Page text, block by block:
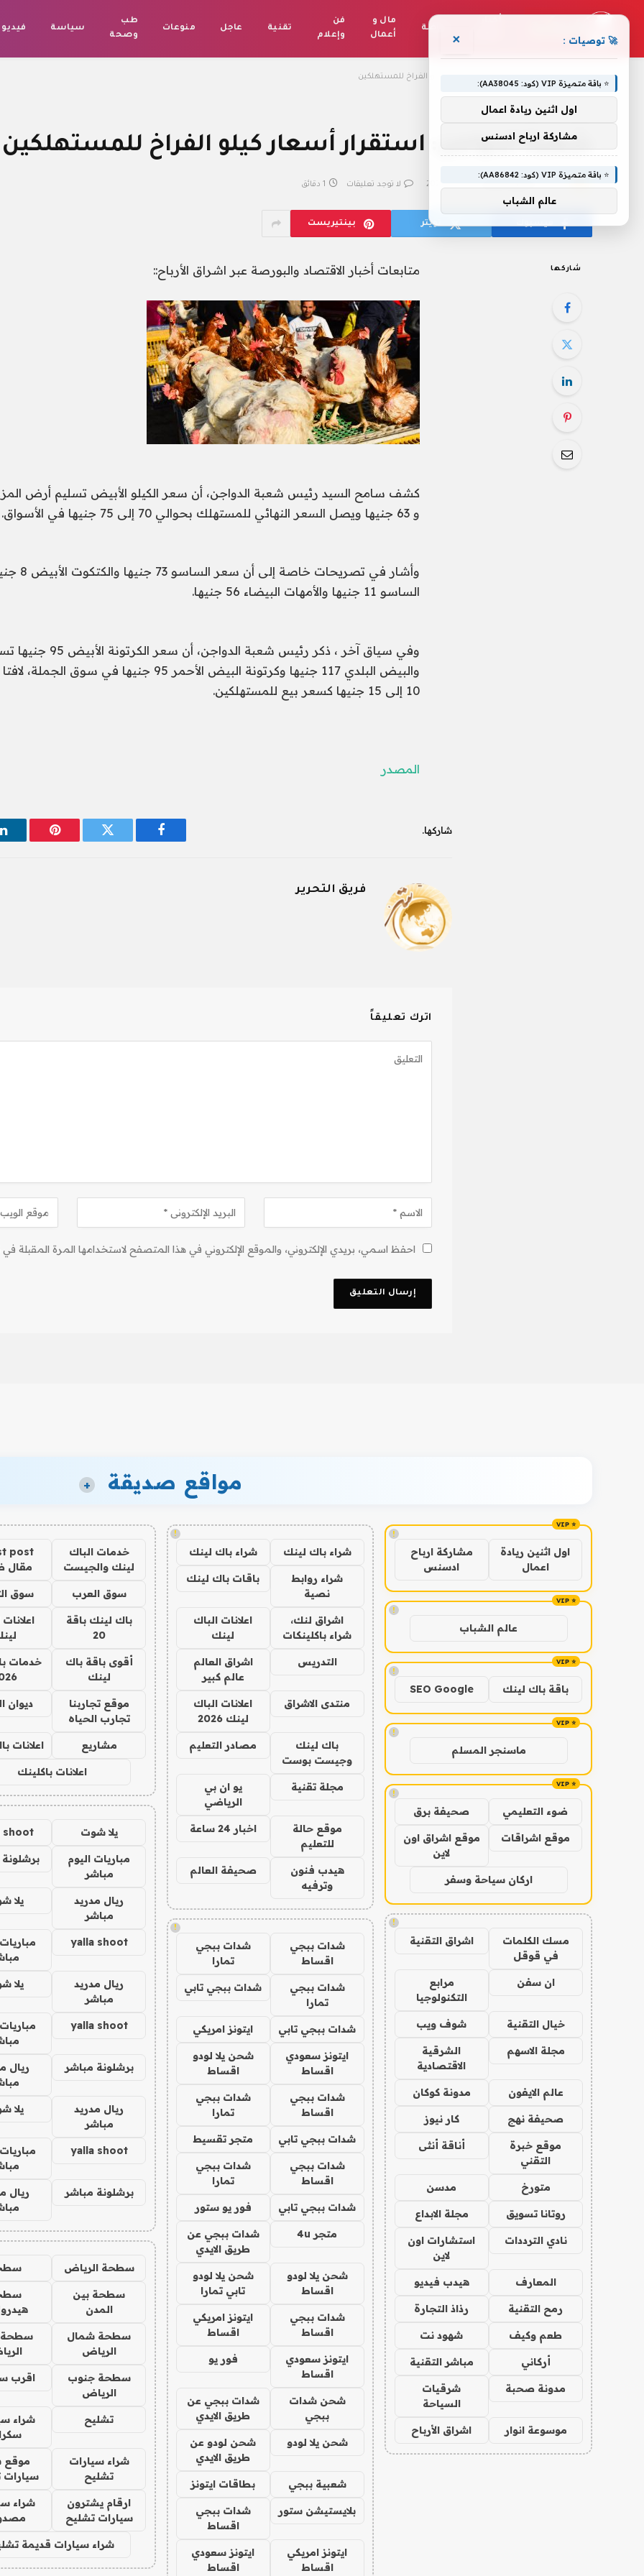
رياضة
مال و
أعمال
فن
وإعلام
تقنية عاجل منوعات
طب
وصحة
سياسة فيديو
شعبة الدواجن: استقرار أسعار كيلو الفراخ للمستهلكين
شعبة الدواجن: استقرار أسعار كيلو الفراخ للمستهلكين
لا توجد تعليقات 1 دقائق
تويتر بينتيريست
شاركها متابعات أخبار الاقتصاد والبورصة عبر اشراق الأرباح::
و 63 جنيها ويصل السعر النهائي للمستهلك بحوالي 70 إلى 75 جنيها في الأسواق.
وأشار في
الساسو 11 جنيها والأمهات البيضاء 56 جنيها.
وفي سياق آخر ، ذكر رئيس شعبة
والبيض البلدي 117 جنيها وكرتونة البيض الأحمر 95 جنيها
10 إلى 15 جنيها كسعر بيع للمستهلكين.
المصدر
شاركها.
فيسبوك تويتر بينتيريست
فريق التحرير
اترك تعليقاً
احفظ اسمي، بريدي الإلكتروني، والموقع الإلكتروني في هذا المتصفح لاستخدامها المرة المقبلة في
مواقع صديقة +
!
اول اثنين ريادة
اعمال
مشاركة ارباح
ادسنس
!
عالم الشباب
!
باقة باك لينك SEO Google
!
ماسنجر المسلم
!
ضوء التعليمي صحيفة برق
موقع اشراقات
موقع اشراق اون
لاين
اركان سياحة وسفر
!
مسك الكلمات
في قوقل
اشراق التقنية
ان سفن
مرابع
التكنولوجيا
خيال التقنية شوف ويب
مجلة الاسهم
الشرقية
الاقتصادية
عالم الايفون مدونة كوكان
صحيفة نهج كار نيوز
موقع خبرة
التقني
أناقة أنثى
متورخ مدسن
روتانا تسويق مجلة الابداع
نادي الترددات
استشارات اون
لاين
المعارف هيدب فيديو
رمح التقنية رذاذ التجارة
طعم وكيف شهود نت
أركاني مباشر التقنية
مدونة صحبة
شرقيات
السياحة
موسوعة انوار اشراق الأرباح
!
شراء باك لينك شراء باك لينك
شراء روابط
نصية
باقات باك لينك
اشراق لنك،
شراء باكلينكات
اعلانات الباك
لينك
التدريس
اشراق العالم
عالم كبير
منتدى الاشراق
اعلانات الباك
لينك 2026
باك لينك
وجيست بوست
مصادر التعليم
مجلة تقنية
يو ان بي
الرياضي
موقع حالة
للتعليم
اخبار 24 ساعة
هيدب فنون
وترفيه
صحيفة العالم
!
شدات ببجي
اقساط
شدات ببجي
تمارا
شدات ببجي
تمارا
شدات ببجي تابي
شدات ببجي تابي ايتونز امريكي
ايتونز سعودي
اقساط
شحن يلا لودو
اقساط
شدات ببجي
اقساط
شدات ببجي
تمارا
شدات ببجي تابي متجر تقسيط
شدات ببجي
اقساط
شدات ببجي
تمارا
شدات ببجي تابي فور يو ستور
متجر 4u
شدات ببجي عن
طريق الايدي
شحن يلا لودو
اقساط
شحن يلا لودو
تابي تمارا
شدات ببجي
اقساط
ايتونز امريكي
اقساط
ايتونز سعودي
اقساط
فور يو
شحن شدات
ببجي
شدات ببجي عن
طريق الايدي
شحن يلا لودو
شحن لودو عن
طريق الايدي
شعبية ببجي بطاقات ايتونز
بلايستيشن ستور
شدات ببجي
اقساط
ايتونز امريكي
اقساط
ايتونز سعودي
اقساط
خدمات الباك
لينك والجيست
post
مقال
سوق العرب سوق
باك لينك باقة
20
أقوى باقة باك
لينك
خدمات
موقع تجاربنا
تجارب الحياه
ديوان
مشاريع اعلانات
اعلانات باكلينك
يلا شوت shoot
مباريات اليوم
مباشر
ريال مدريد
مباشر
يلا
yalla shoot
ريال مدريد
مباشر
يلا
yalla shoot
برشلونة مباشر
ريال
ريال مدريد
مباشر
يلا
yalla shoot
برشلونة مباشر
ريال
سطحة الرياض
سطحة بين
المدن
سطحة شمال
الرياض
سطحة
سطحة جنوب
الرياض
اقرب
تشليح
شراء
شراء سيارات
تشليح
موقع
سيارات
ارقام يشترون
سيارات تشليح
شراء
شراء سيارات قديمة
🚀 توصيات : ×
⭐ باقة متميزة VIP (كود: AA38045):
اول اثنين ريادة اعمال
مشاركة ارباح ادسنس
⭐ باقة متميزة VIP (كود: AA86842):
عالم الشباب